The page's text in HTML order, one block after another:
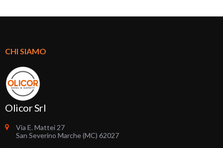
CHI SIAMO
Olicor Srl
Via E. Mattei 27
San Severino Marche (MC) 62027